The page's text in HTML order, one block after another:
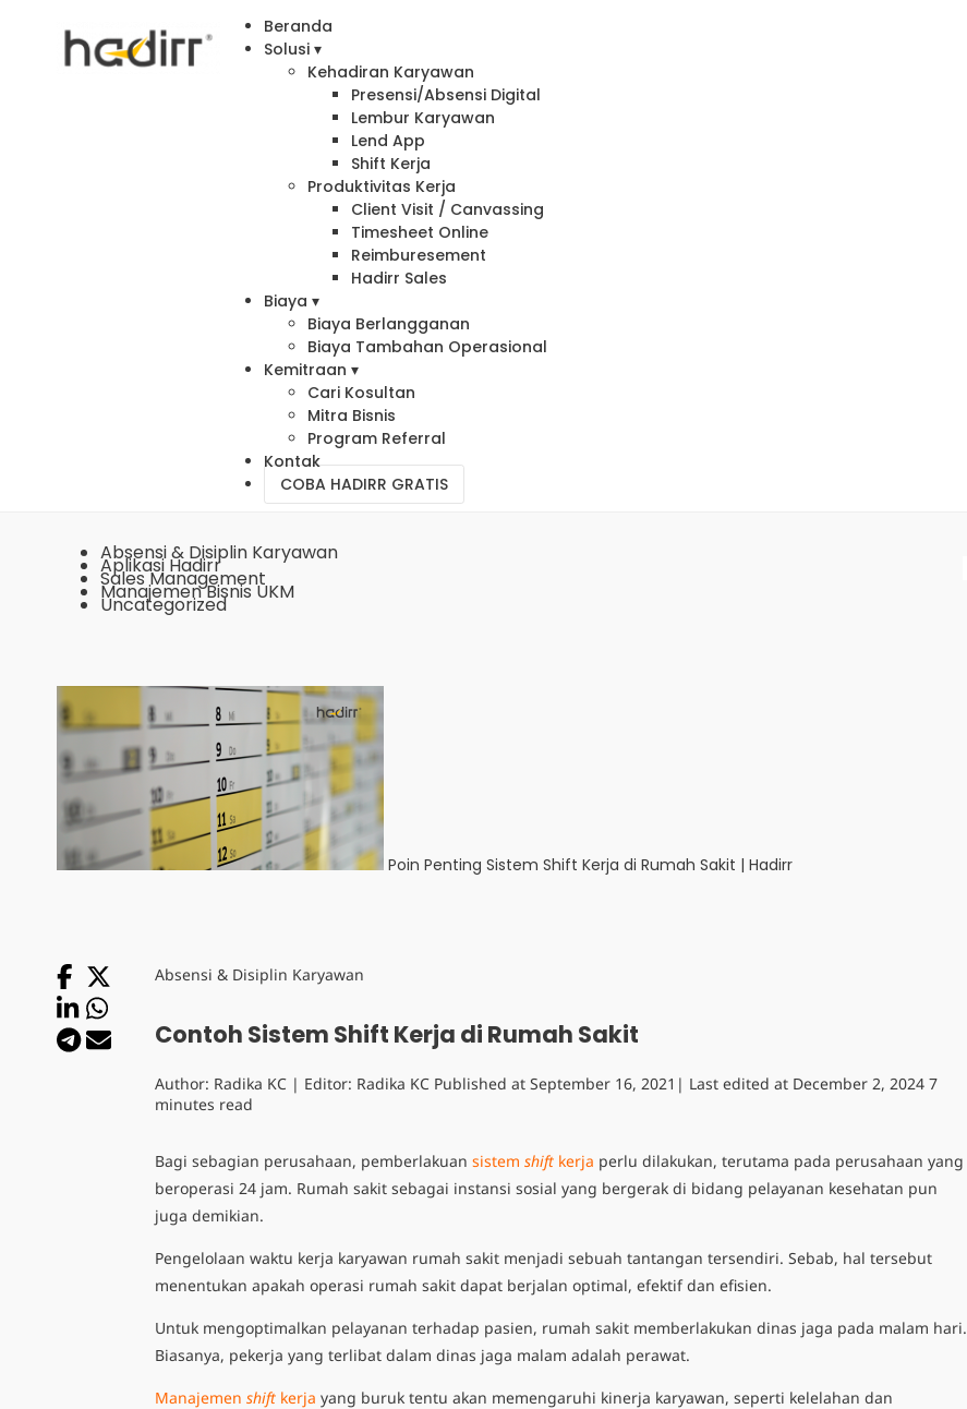
Beranda
Solusi ▾
Kehadiran Karyawan
Presensi/Absensi Digital
Lembur Karyawan
Lend App
Shift Kerja
Produktivitas Kerja
Client Visit / Canvassing
Timesheet Online
Reimburesement
Hadirr Sales
Biaya ▾
Biaya Berlangganan
Biaya Tambahan Operasional
Kemitraan ▾
Cari Kosultan
Mitra Bisnis
Program Referral
Kontak
COBA HADIRR GRATIS
Absensi & Disiplin Karyawan
Aplikasi Hadirr
Sales Management
Manajemen Bisnis UKM
Uncategorized
Poin Penting Sistem Shift Kerja di Rumah Sakit | Hadirr
Absensi & Disiplin Karyawan
Contoh Sistem Shift Kerja di Rumah Sakit
Author: Radika KC | Editor: Radika KC Published at September 16, 2021 | Last edited at December 2, 2024 7
minutes read
Bagi sebagian perusahaan, pemberlakuan sistem shift kerja perlu dilakukan, terutama pada perusahaan yang
beroperasi 24 jam. Rumah sakit sebagai instansi sosial yang bergerak di bidang pelayanan kesehatan pun
juga demikian.
Pengelolaan waktu kerja karyawan rumah sakit menjadi sebuah tantangan tersendiri. Sebab, hal tersebut
menentukan apakah operasi rumah sakit dapat berjalan optimal, efektif dan efisien.
Untuk mengoptimalkan pelayanan terhadap pasien, rumah sakit memberlakukan dinas jaga pada malam hari.
Biasanya, pekerja yang terlibat dalam dinas jaga malam adalah perawat.
Manajemen shift kerja yang buruk tentu akan memengaruhi kinerja karyawan, seperti kelelahan dan